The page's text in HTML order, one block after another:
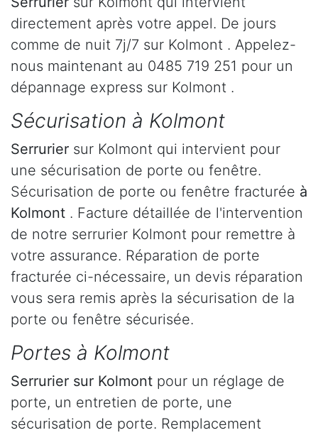
directement après votre appel. De jours
comme de nuit 7j/7 sur Kolmont . Appelez-
nous maintenant au 0485 719 251 pour un
dépannage express sur Kolmont .
Sécurisation à Kolmont
Serrurier sur Kolmont qui intervient pour
une sécurisation de porte ou fenêtre.
Sécurisation de porte ou fenêtre fracturée à
Kolmont . Facture détaillée de l'intervention
de notre serrurier Kolmont pour remettre à
votre assurance. Réparation de porte
fracturée ci-nécessaire, un devis réparation
vous sera remis après la sécurisation de la
porte ou fenêtre sécurisée.
Portes à Kolmont
Serrurier sur Kolmont pour un réglage de
porte, un entretien de porte, une
sécurisation de porte. Remplacement